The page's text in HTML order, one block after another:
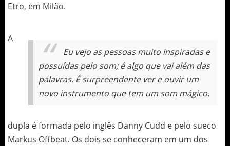
Etro, em Milão.
Eu vejo as pessoas muito inspiradas e
possuídas pelo som; é algo que vai além das
palavras. É surpreendente ver e ouvir um
novo instrumento que tem um som mágico.
A
dupla é formada pelo inglês Danny Cudd e pelo sueco
Markus Offbeat. Os dois se conheceram em um dos